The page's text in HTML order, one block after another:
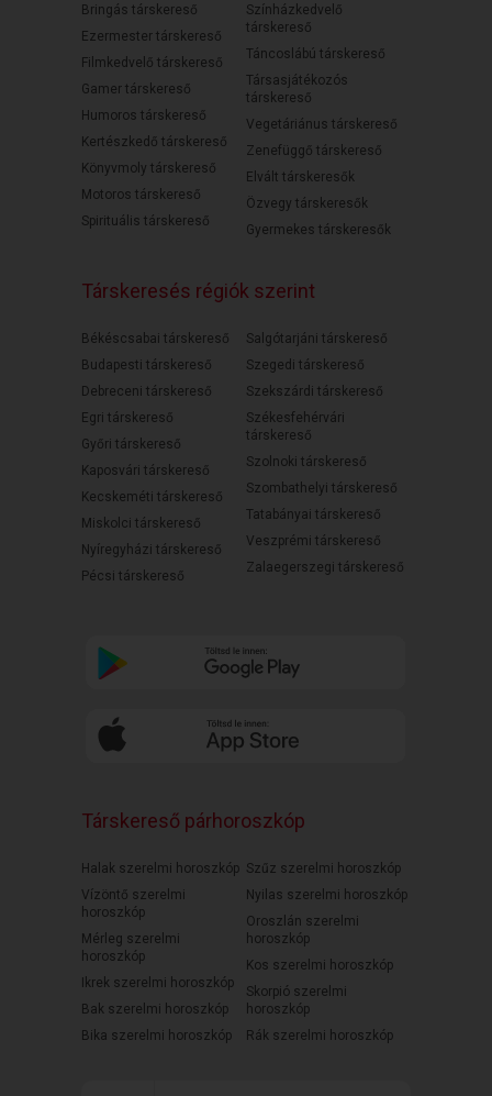
Bringás társkereső
Ezermester társkereső
Filmkedvelő társkereső
Gamer társkereső
Humoros társkereső
Kertészkedő társkereső
Könyvmoly társkereső
Motoros társkereső
Spirituális társkereső
Színházkedvelő
társkereső
Táncoslábú társkereső
Társasjátékozós
társkereső
Vegetáriánus társkereső
Zenefüggő társkereső
Elvált társkeresők
Özvegy társkeresők
Gyermekes társkeresők
Társkeresés régiók szerint
Békéscsabai társkereső
Budapesti társkereső
Debreceni társkereső
Egri társkereső
Győri társkereső
Kaposvári társkereső
Kecskeméti társkereső
Miskolci társkereső
Nyíregyházi társkereső
Pécsi társkereső
Salgótarjáni társkereső
Szegedi társkereső
Szekszárdi társkereső
Székesfehérvári
társkereső
Szolnoki társkereső
Szombathelyi társkereső
Tatabányai társkereső
Veszprémi társkereső
Zalaegerszegi társkereső
Társkereső párhoroszkóp
Halak szerelmi horoszkóp
Vízöntő szerelmi
horoszkóp
Mérleg szerelmi
horoszkóp
Ikrek szerelmi horoszkóp
Bak szerelmi horoszkóp
Bika szerelmi horoszkóp
Szűz szerelmi horoszkóp
Nyilas szerelmi horoszkóp
Oroszlán szerelmi
horoszkóp
Kos szerelmi horoszkóp
Skorpió szerelmi
horoszkóp
Rák szerelmi horoszkóp